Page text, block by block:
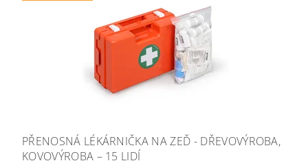
PŘENOSNÁ LÉKÁRNIČKA NA ZEĎ - DŘEVOVÝROBA,
KOVOVÝROBA – 15 LIDÍ